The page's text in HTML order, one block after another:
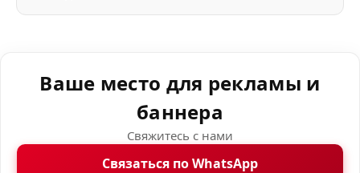
Ваше место для рекламы и
баннера
Свяжитесь с нами
Связаться по WhatsApp